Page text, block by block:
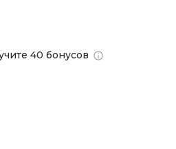
40 бонусов